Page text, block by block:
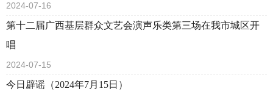
2024-07-16
第十二届广西基层群众文艺会演声乐类第三场在我市城区开
唱
2024-07-15
今日辟谣（2024年7月15日）